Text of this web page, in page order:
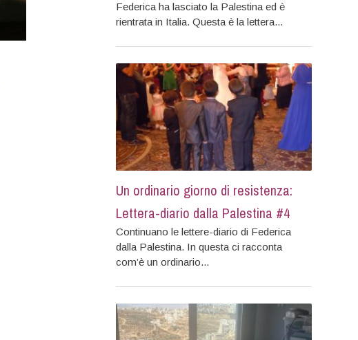
Federica ha lasciato la Palestina ed è
rientrata in Italia. Questa è la lettera...
Un ordinario giorno di resistenza:
Lettera-diario dalla Palestina #4
Continuano le lettere-diario di Federica
dalla Palestina. In questa ci racconta
com’è un ordinario...